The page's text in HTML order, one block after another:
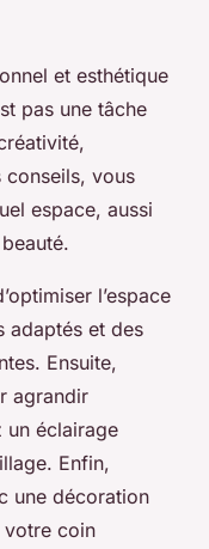
et esthétique
pas une tâche
conseils, vous
espace, aussi
l’espace
adaptés et des
Ensuite,
agrandir
un éclairage
Enfin,
une décoration
votre coin